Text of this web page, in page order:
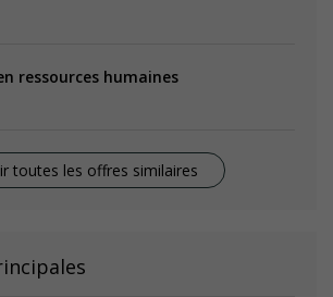
ressources humaines
toutes les offres similaires